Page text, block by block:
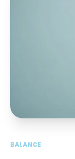
BALANCE